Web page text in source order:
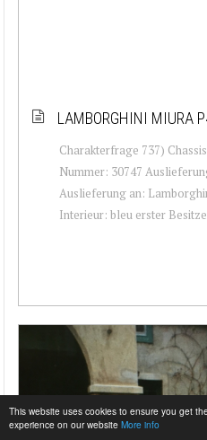
This website uses cookies to ensure you get
experience on our website More info
LAMBORGHINI MIURA
Charakterfrage 737)
Nummer: 30747
Auslieferung an:
Interieur: bleu erster